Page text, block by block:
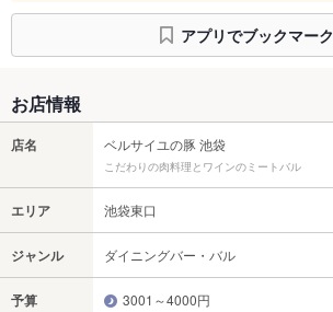
アプリでブックマーク
お店情報
店名 ベルサイユの豚 池袋
こだわりの肉料理とワインのミートバル
エリア 池袋東口
ジャンル ダイニングバー・バル
予算 3001～4000円